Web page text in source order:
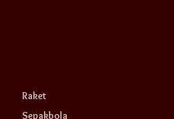
Raket
Sepakbola